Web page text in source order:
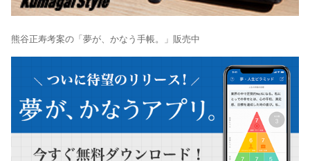
熊谷正寿考案の「夢が、かなう手帳。」販売中